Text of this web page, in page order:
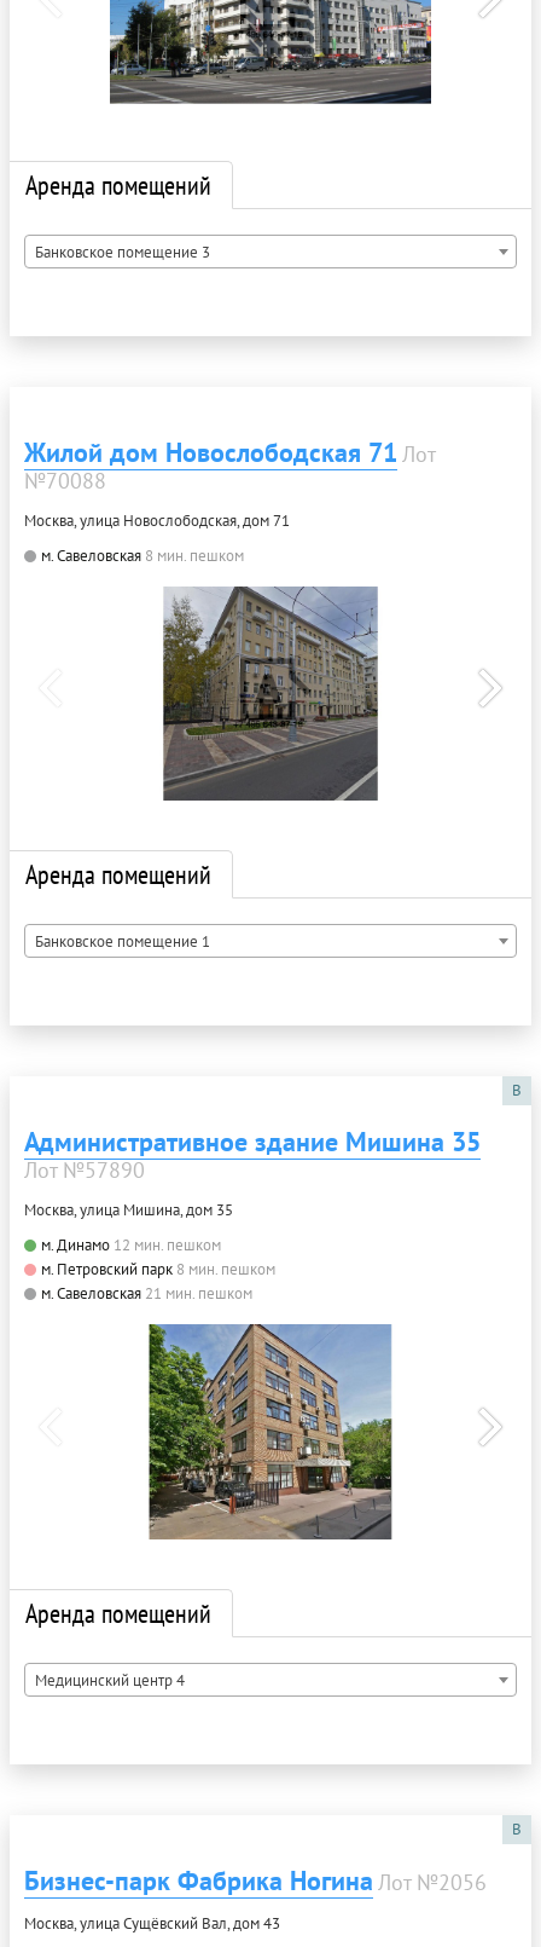
Аренда помещений
Банковское помещение 3
Жилой дом Новослободская 71 Лот
№70088
Москва, улица Новослободская, дом 71
м. Савеловская 8 мин. пешком
Аренда помещений
Банковское помещение 1
B
Административное здание Мишина 35
Лот №57890
Москва, улица Мишина, дом 35
м. Динамо 12 мин. пешком
м. Петровский парк 8 мин. пешком
м. Савеловская 21 мин. пешком
Аренда помещений
Медицинский центр 4
B
Бизнес-парк Фабрика Ногина Лот №2056
Москва, улица Сущёвский Вал, дом 43